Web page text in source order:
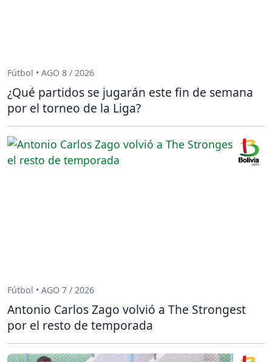
Fútbol • AGO 8 / 2026
¿Qué partidos se jugarán este fin de semana
por el torneo de la Liga?
Fútbol • AGO 7 / 2026
Antonio Carlos Zago volvió a The Strongest
por el resto de temporada